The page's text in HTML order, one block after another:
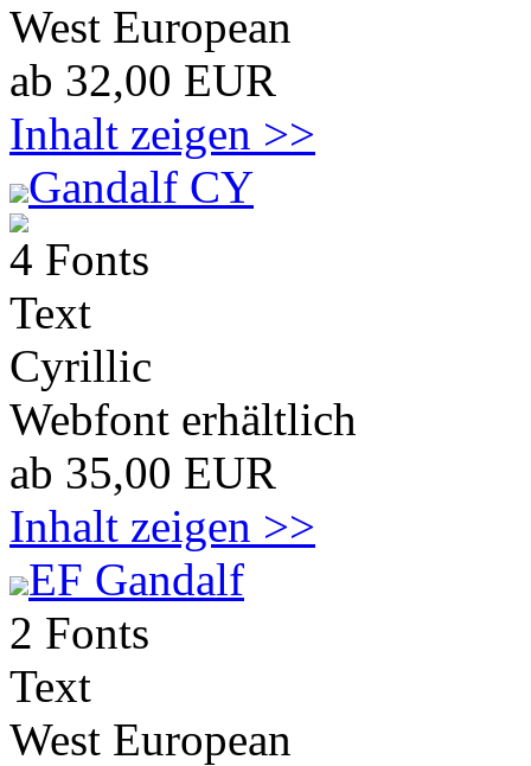
West European
ab 32,00 EUR
Inhalt zeigen >>
Gandalf CY
4 Fonts
Text
Cyrillic
Webfont erhältlich
ab 35,00 EUR
Inhalt zeigen >>
EF Gandalf
2 Fonts
Text
West European